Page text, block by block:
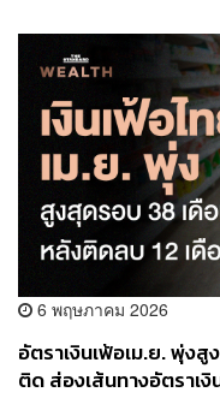
6 พฤษภาคม 2026
อัตราเงินเฟ้อเม.ย. พุ่ง
ติด ส่องเส้นทางอัตราเ